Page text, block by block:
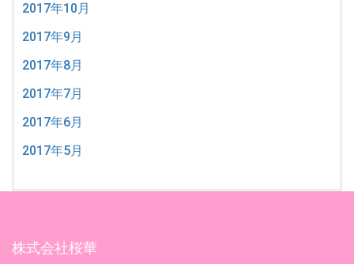
2017年10月
2017年9月
2017年8月
2017年7月
2017年6月
2017年5月
株式会社桜華